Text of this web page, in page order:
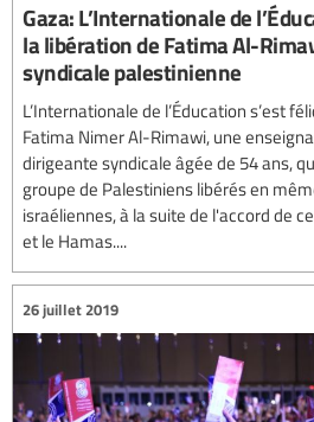
Gaza: L’Internationale de
la libération de Fatima Al-
syndicale palestinienne
L’Internationale de l’Éducation s’est
Fatima Nimer Al-Rimawi, une
dirigeante syndicale âgée de 54 ans,
groupe de Palestiniens libérés en
israéliennes, à la suite de l'accord de
et le Hamas....
26 juillet 2019